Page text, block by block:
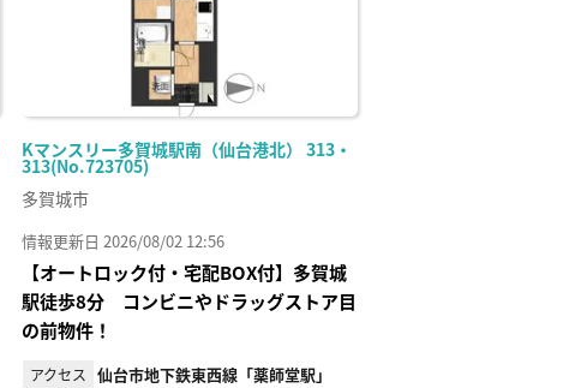
Kマンスリー多賀城駅南（仙台港北） 313・
313(No.723705)
多賀城市
情報更新日 2026/08/02 12:56
【オートロック付・宅配BOX付】多賀城
駅徒歩8分 コンビニやドラッグストア目
の前物件！
アクセス 仙台市地下鉄東西線「薬師堂駅」